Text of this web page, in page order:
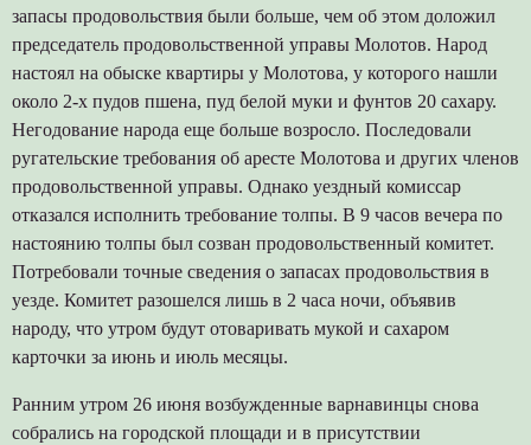
запасы продовольствия были больше, чем об этом доложил
председатель продовольственной управы Молотов. Народ
настоял на обыске квартиры у Молотова, у которого нашли
около 2-х пудов пшена, пуд белой муки и фунтов 20 сахару.
Негодование народа еще больше возросло. Последовали
ругательские требования об аресте Молотова и других членов
продовольственной управы. Однако уездный комиссар
отказался исполнить требование толпы. В 9 часов вечера по
настоянию толпы был созван продовольственный комитет.
Потребовали точные сведения о запасах продовольствия в
уезде. Комитет разошелся лишь в 2 часа ночи, объявив
народу, что утром будут отоваривать мукой и сахаром
карточки за июнь и июль месяцы.
Ранним утром 26 июня возбужденные варнавинцы снова
собрались на городской площади и в присутствии